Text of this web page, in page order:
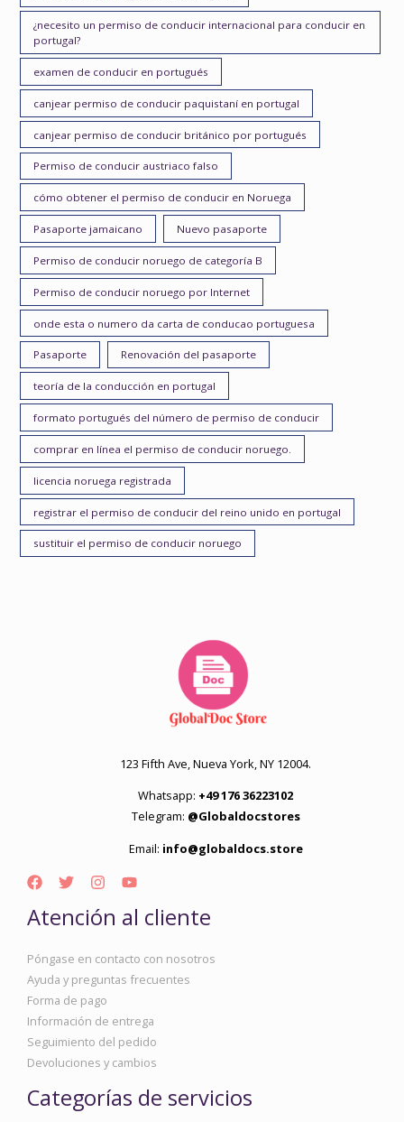
¿necesito un permiso de conducir internacional para conducir en
portugal?
examen de conducir en portugués
canjear permiso de conducir paquistaní en portugal
canjear permiso de conducir británico por portugués
Permiso de conducir austriaco falso
cómo obtener el permiso de conducir en Noruega
Pasaporte jamaicano Nuevo pasaporte
Permiso de conducir noruego de categoría B
Permiso de conducir noruego por Internet
onde esta o numero da carta de conducao portuguesa
Pasaporte Renovación del pasaporte
teoría de la conducción en portugal
formato portugués del número de permiso de conducir
comprar en línea el permiso de conducir noruego.
licencia noruega registrada
registrar el permiso de conducir del reino unido en portugal
sustituir el permiso de conducir noruego
123 Fifth Ave, Nueva York, NY 12004.
Whatsapp: +49 176 36223102
Telegram: @Globaldocstores
Email: info@globaldocs.store
Atención al cliente
Póngase en contacto con nosotros
Ayuda y preguntas frecuentes
Forma de pago
Información de entrega
Seguimiento del pedido
Devoluciones y cambios
Categorías de servicios